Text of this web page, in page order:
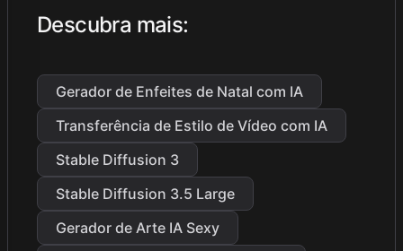
Descubra mais:
Gerador de Enfeites de Natal com IA
Transferência de Estilo de Vídeo com IA
Stable Diffusion 3
Stable Diffusion 3.5 Large
Gerador de Arte IA Sexy